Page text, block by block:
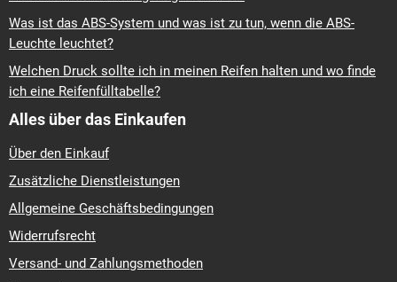
Was ist das ABS-System und was ist zu tun, wenn die ABS-
Leuchte leuchtet?
Welchen Druck sollte ich in meinen Reifen halten und wo finde
ich eine Reifenfülltabelle?
Alles über das Einkaufen
Über den Einkauf
Zusätzliche Dienstleistungen
Allgemeine Geschäftsbedingungen
Widerrufsrecht
Versand- und Zahlungsmethoden